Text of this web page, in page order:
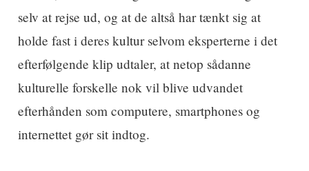
selv at rejse ud, og at de altså har tænkt sig at
holde fast i deres kultur selvom eksperterne i det
efterfølgende klip udtaler, at netop sådanne
kulturelle forskelle nok vil blive udvandet
efterhånden som computere, smartphones og
internettet gør sit indtog.